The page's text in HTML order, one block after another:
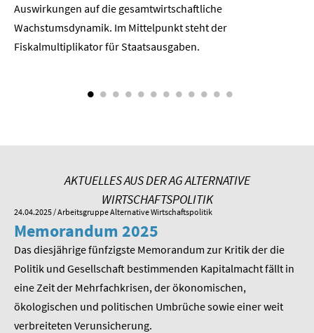
Veröffentlichungen unserer Mitglieder
Auswirkungen auf die gesamtwirtschaftli­che
Wachstumsdynamik. Im Mittelpunkt steht der
Fiskalmultiplikator für Staatsausgaben.
AKTUELLES AUS DER AG ALTERNATIVE
WIRTSCHAFTSPOLITIK
24.04.2025 / Arbeitsgruppe Alternative Wirtschaftspolitik
Memorandum 2025
Das diesjährige fünfzigste Memorandum zur Kritik der die
Politik und Gesellschaft bestimmenden Kapitalmacht fällt in
eine Zeit der Mehrfachkrisen, der ökonomischen,
ökologischen und politischen Umbrüche sowie einer weit
verbreiteten Verunsicherung.